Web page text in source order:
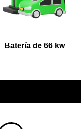
Batería de 66 kw